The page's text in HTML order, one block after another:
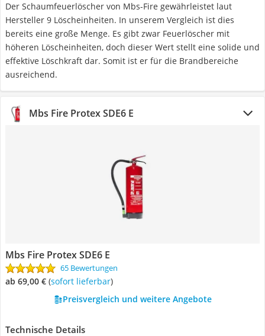
Der Schaumfeuerlöscher von Mbs-Fire gewährleistet laut
Hersteller 9 Löscheinheiten. In unserem Vergleich ist dies
bereits eine große Menge. Es gibt zwar Feuerlöscher mit
höheren Löscheinheiten, doch dieser Wert stellt eine solide und
effektive Löschkraft dar. Somit ist er für die Brandbereiche
ausreichend.
Mbs Fire Protex SDE6 E
Mbs Fire Protex SDE6 E
65 Bewertungen
ab 69,00 € ( Sofort lieferbar)
Preisvergleich und weitere Angebote
Technische Details